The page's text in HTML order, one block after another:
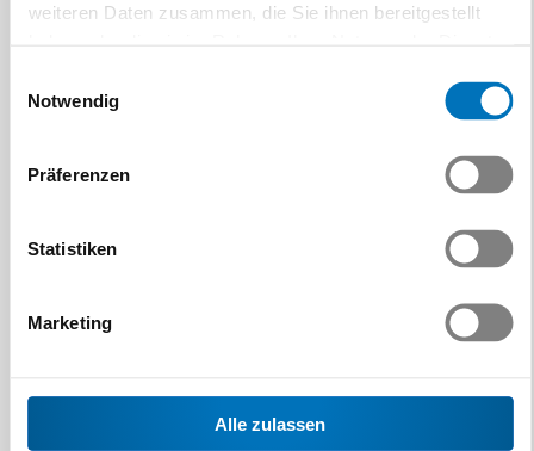
weiteren Daten zusammen, die Sie ihnen bereitgestellt
Notwendig
Präferenzen
Statistiken
Marketing
Alle zulassen
Gemeinsamer Auftritt an
stärkt die internationale
Rückblick & Ausblick:
Kommunikations-, Marketing-